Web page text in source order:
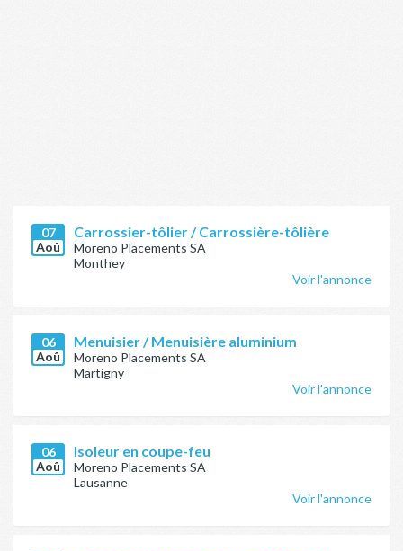
07
Aoû
Carrossier-tôlier / Carrossière-tôlière
Moreno Placements SA
Monthey
Voir l'annonce
06
Aoû
Menuisier / Menuisière aluminium
Moreno Placements SA
Martigny
Voir l'annonce
06
Aoû
Isoleur en coupe-feu
Moreno Placements SA
Lausanne
Voir l'annonce